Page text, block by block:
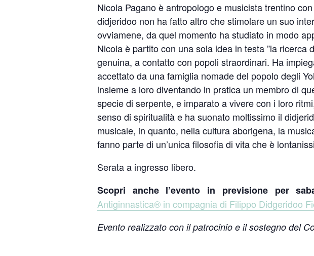
Nicola Pagano è antropologo e musicista trentino
didjeridoo non ha fatto altro che stimolare un suo
ovviamene, da quel momento ha studiato in modo
Nicola è partito con una sola idea in testa ”la ricerca
genuina, a contatto con popoli straordinari. Ha
accettato da una famiglia nomade del popolo degli
insieme a loro diventando in pratica un membro di
specie di serpente, e imparato a vivere con i loro
senso di spiritualità e ha suonato moltissimo il
musicale, in quanto, nella cultura aborigena, la
fanno parte di un’unica filosofia di vita che è
Serata a ingresso libero.
Scopri anche l’evento in previsione per
Antiginnastica® in compagnia di Filippo Didgeridoo
Evento realizzato con il patrocinio e il sostegno del